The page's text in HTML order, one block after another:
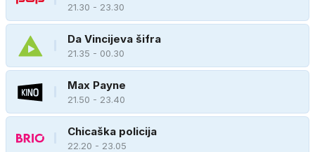
21.30 - 23.30
Da Vincijeva šifra
21.35 - 00.30
Max Payne
21.50 - 23.40
Chicaška policija
22.20 - 23.05